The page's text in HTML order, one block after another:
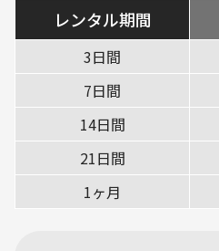
サービス・ソリューション
標準サービス
キッティング
設定・設置／オンサイト
ご利用ガイド
レンタル期間
3日間
7日間
14日間
21日間
1ヶ月